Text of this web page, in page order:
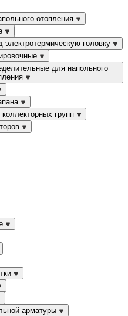
отопления
головку
для напольного
групп
арматуры